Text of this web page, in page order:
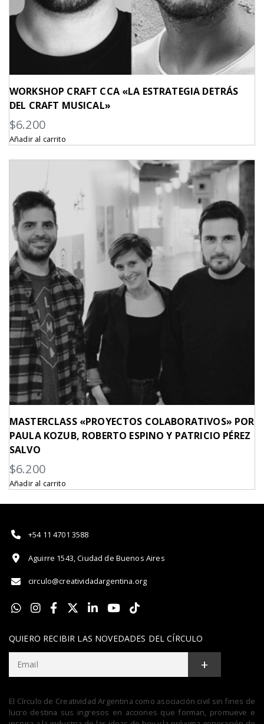
WORKSHOP CRAFT CCA «LA ESTRATEGIA DETRÁS
DEL CRAFT MUSICAL»
$6.200
Añadir al carrito
MASTERCLASS «PROYECTOS COLABORATIVOS» POR
PAULA KOZUB, ROBERTO ESPINO Y PATRICIO PÉREZ
SALVO
$6.200
Añadir al carrito
+54 11 4701 3588
Aguirre 1543, Ciudad de Buenos Aires
circulo@creatividadargentina.org
QUIERO RECIBIR LAS NOVEDADES DEL CÍRCULO
+
El Círculo de Creatividad Argentina como asociación civil sin fines de
lucro destina sus ingresos en acciones que forman, promueve e